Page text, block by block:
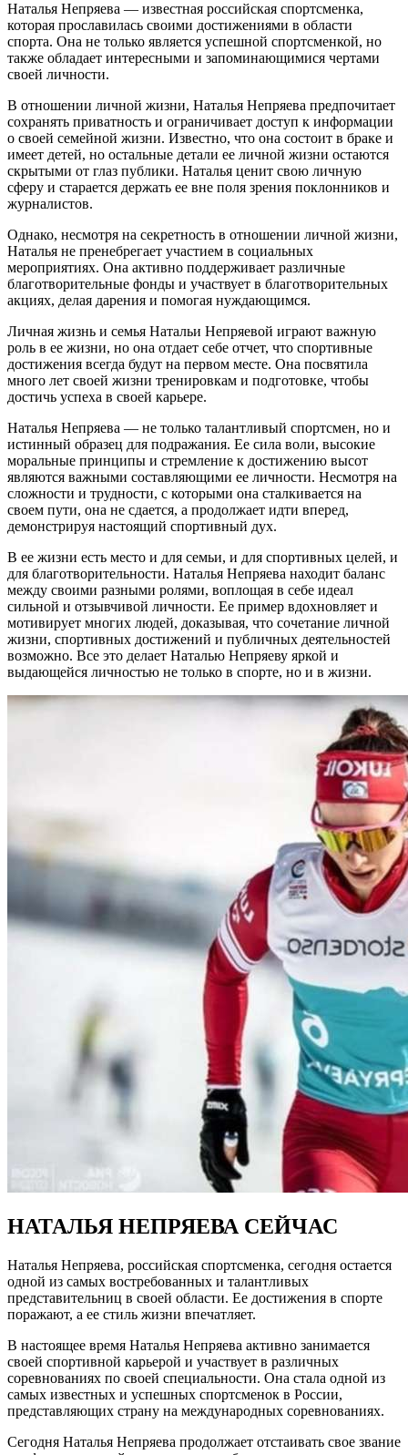
Наталья Непряева — известная российская спортсменка,
которая прославилась своими достижениями в области
спорта. Она не только является успешной спортсменкой, но
также обладает интересными и запоминающимися чертами
своей личности.
В отношении личной жизни, Наталья Непряева предпочитает
сохранять приватность и ограничивает доступ к информации
о своей семейной жизни. Известно, что она состоит в браке и
имеет детей, но остальные детали ее личной жизни остаются
скрытыми от глаз публики. Наталья ценит свою личную
сферу и старается держать ее вне поля зрения поклонников и
журналистов.
Однако, несмотря на секретность в отношении личной жизни,
Наталья не пренебрегает участием в социальных
мероприятиях. Она активно поддерживает различные
благотворительные фонды и участвует в благотворительных
акциях, делая дарения и помогая нуждающимся.
Личная жизнь и семья Натальи Непряевой играют важную
роль в ее жизни, но она отдает себе отчет, что спортивные
достижения всегда будут на первом месте. Она посвятила
много лет своей жизни тренировкам и подготовке, чтобы
достичь успеха в своей карьере.
Наталья Непряева — не только талантливый спортсмен, но и
истинный образец для подражания. Ее сила воли, высокие
моральные принципы и стремление к достижению высот
являются важными составляющими ее личности. Несмотря на
сложности и трудности, с которыми она сталкивается на
своем пути, она не сдается, а продолжает идти вперед,
демонстрируя настоящий спортивный дух.
В ее жизни есть место и для семьи, и для спортивных целей, и
для благотворительности. Наталья Непряева находит баланс
между своими разными ролями, воплощая в себе идеал
сильной и отзывчивой личности. Ее пример вдохновляет и
мотивирует многих людей, доказывая, что сочетание личной
жизни, спортивных достижений и публичных деятельностей
возможно. Все это делает Наталью Непряеву яркой и
выдающейся личностью не только в спорте, но и в жизни.
НАТАЛЬЯ НЕПРЯЕВА СЕЙЧАС
Наталья Непряева, российская спортсменка, сегодня остается
одной из самых востребованных и талантливых
представительниц в своей области. Ее достижения в спорте
поражают, а ее стиль жизни впечатляет.
В настоящее время Наталья Непряева активно занимается
своей спортивной карьерой и участвует в различных
соревнованиях по своей специальности. Она стала одной из
самых известных и успешных спортсменок в России,
представляющих страну на международных соревнованиях.
Сегодня Наталья Непряева продолжает отстаивать свое звание